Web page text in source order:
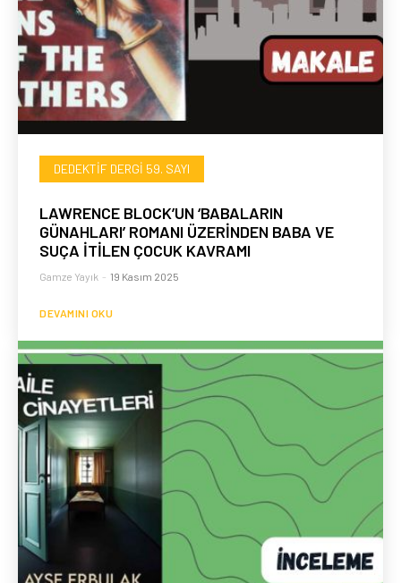
DEDEKTIF DERGI 59. SAYI
LAWRENCE BLOCK’UN ‘BABALARIN
GÜNAHLARI’ ROMANI ÜZERİNDEN BABA VE
SUÇA İTİLEN ÇOCUK KAVRAMI
Gamze Yayık - 19 Kasım 2025
DEVAMINI OKU